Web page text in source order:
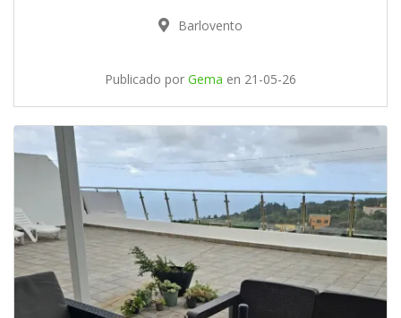
Barlovento
Publicado por Gema en 21-05-26